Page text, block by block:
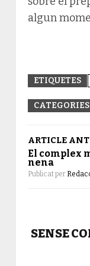
algun
ETIQUETES
CATEGORIES
ARTICLE
El complex
nena
Publicat per
SENSE